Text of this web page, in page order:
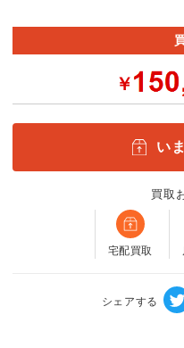
￥
い
買取
宅配買取
シェアする